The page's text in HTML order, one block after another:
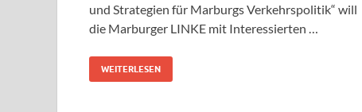
und Strategien für Marburgs Verkehrspolitik“ will
die Marburger LINKE mit Interessierten …
WEITERLESEN